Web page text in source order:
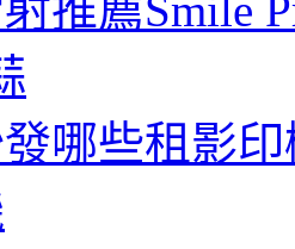
哪些租影